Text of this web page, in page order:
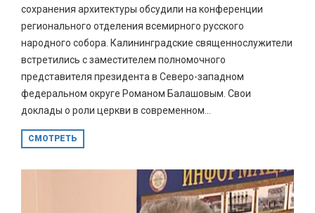
сохранения архитектуры обсудили на конференции
регионального отделения всемирного русского
народного собора. Калининградские священнослужители
встретились с заместителем полномочного
представителя президента в Северо-западном
федеральном округе Романом Балашовым. Свои
доклады о роли церкви в современном...
СМОТРЕТЬ